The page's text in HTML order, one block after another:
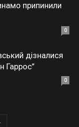
припинили
0
дізналися
Гаррос”
0